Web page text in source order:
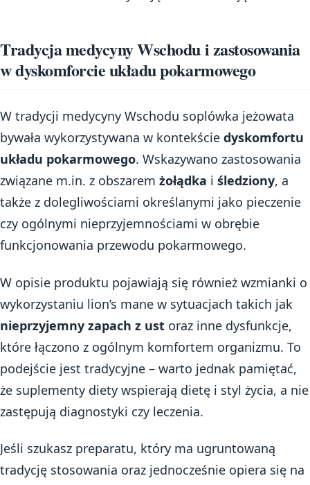
Tradycja medycyny Wschodu i zastosowania
w dyskomforcie układu pokarmowego
W tradycji medycyny Wschodu soplówka jeżowata
bywała wykorzystywana w kontekście dyskomfortu
układu pokarmowego. Wskazywano zastosowania
związane m.in. z obszarem żołądka i śledziony, a
także z dolegliwościami określanymi jako pieczenie
czy ogólnymi nieprzyjemnościami w obrębie
funkcjonowania przewodu pokarmowego.
W opisie produktu pojawiają się również wzmianki o
wykorzystaniu lion’s mane w sytuacjach takich jak
nieprzyjemny zapach z ust oraz inne dysfunkcje,
które łączono z ogólnym komfortem organizmu. To
podejście jest tradycyjne – warto jednak pamiętać,
że suplementy diety wspierają dietę i styl życia, a nie
zastępują diagnostyki czy leczenia.
Jeśli szukasz preparatu, który ma ugruntowaną
tradycję stosowania oraz jednocześnie opiera się na